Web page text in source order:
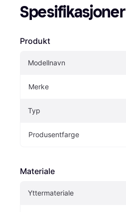
Spesifikasjoner
Produkt
Modellnavn
Merke
Typ
Produsentfarge
Materiale
Yttermateriale